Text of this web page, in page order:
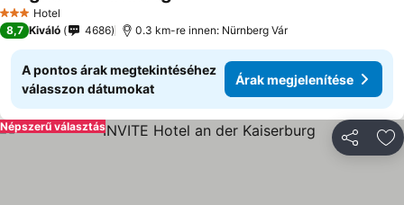
3 Kategória
Hotel
8,7 Kiváló 4686 0.3 km-re innen: Nürnberg Vár
A pontos árak megtekintéséhez
válasszon dátumokat
Árak megjelenítése
Népszerű választás